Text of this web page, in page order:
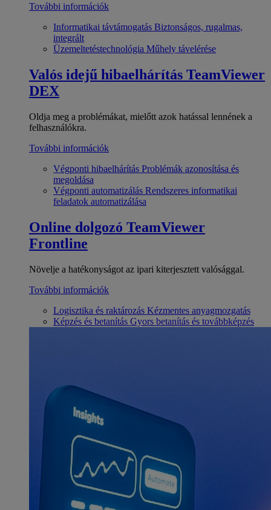
További információk
Informatikai távtámogatás Biztonságos, rugalmas,
integrált
Üzemeltetéstechnológia Műhely távelérése
Valós idejű hibaelhárítás TeamViewer
DEX
Oldja meg a problémákat, mielőtt azok hatással lennének a
felhasználókra.
További információk
Végponti hibaelhárítás Problémák azonosítása és
megoldása
Végponti automatizálás Rendszeres informatikai
feladatok automatizálása
Online dolgozó TeamViewer
Frontline
Növelje a hatékonyságot az ipari kiterjesztett valósággal.
További információk
Logisztika és raktározás Kézmentes anyagmozgatás
Képzés és betanítás Gyors betanítás és továbbképzés